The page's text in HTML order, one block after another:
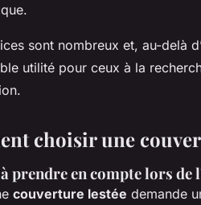
sont nombreux et, au-delà
utilité pour ceux à la
choisir une
prendre en compte lors de
couverture lestée demande